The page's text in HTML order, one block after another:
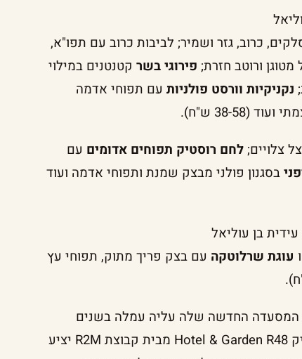
כרוב, גזר ושמיר; לביבות כרוב עם תפו"א,
ורוטב חזרת; פירוגי בשר קטנטנים במילוי
נקניקיות וורסט פולניות עם תפוחי אדמה
58 ש"ח).
צלויים;לחם רוסטיק תפוחים אדומים עם
בסגנון פולני מבצק שמנת ותפוחי אדמה ועוד
בן עוליאל
עוגת שרלוטקה עם בצק פריך מתוק, תפוחי עץ
המסעדה החדשה שלה עליה עמלה בשנים
האחרונות. במסעדת R48 החדשה במלון הבוטיק Hotel & Garden R48 מבית קבוצת R2M יציע